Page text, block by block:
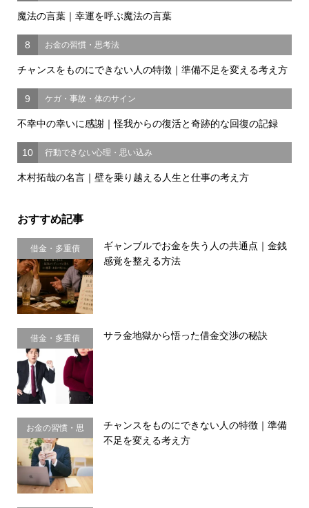
魔法の言葉｜幸運を呼ぶ魔法の言葉
8 お金の習慣・思考法
チャンスをものにできない人の特徴｜準備不足を変える考え方
9 ケガ・事故・体のサイン
不幸中の幸いに感謝｜怪我からの復活と奇跡的な回復の記録
10 行動できない心理・思い込み
木村拓哉の名言｜壁を乗り越える人生と仕事の考え方
おすすめ記事
借金・多重債
務・金銭感覚
ギャンブルでお金を失う人の共通点｜金銭
感覚を整える方法
借金・多重債
務・金銭感覚
サラ金地獄から悟った借金交渉の秘訣
お金の習慣・思
考法
チャンスをものにできない人の特徴｜準備
不足を変える考え方